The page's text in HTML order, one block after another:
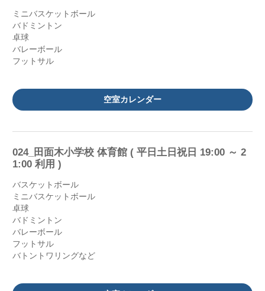
ミニバスケットボール
バドミントン
卓球
バレーボール
フットサル
空室カレンダー
024_田面木小学校 体育館 ( 平日土日祝日 19:00 ～ 2
1:00 利用 )
バスケットボール
ミニバスケットボール
卓球
バドミントン
バレーボール
フットサル
バトントワリングなど